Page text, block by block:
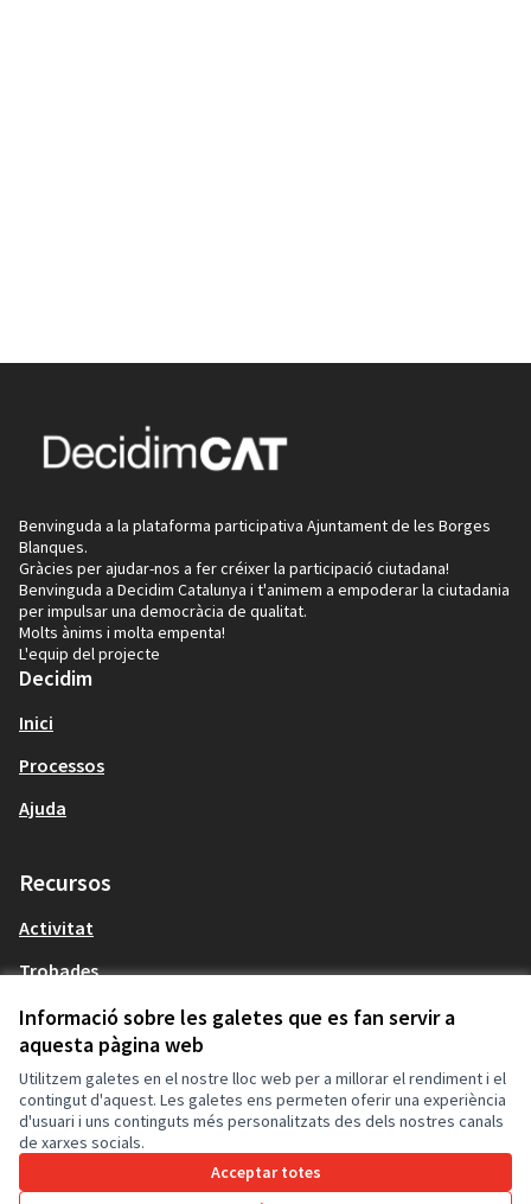
Informació sobre les galetes que es fan servir a
aquesta pàgina web
Utilitzem galetes en el nostre lloc web per a millorar el rendiment i el
contingut d'aquest. Les galetes ens permeten oferir una experiència
d'usuari i uns continguts més personalitzats des dels nostres canals
de xarxes socials.
Acceptar totes
Benvinguda a la plataforma participativa Ajuntament de les Borges
Blanques.
Gràcies per ajudar-nos a fer créixer la participació ciutadana!
Benvinguda a Decidim Catalunya i t'animem a empoderar la ciutadania
per impulsar una democràcia de qualitat.
Molts ànims i molta empenta!
L'equip del projecte
Decidim
Inici
Processos
Ajuda
Recursos
Activitat
Trobades
Descarrega els fitxers de dades obertes
El meu compte
Registra't